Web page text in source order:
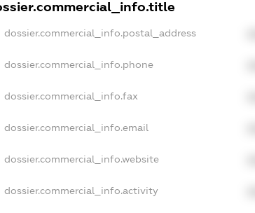
dossier.commercial_info.postal_address
dossier.commercial_info.phone
dossier.commercial_info.fax
dossier.commercial_info.email
dossier.commercial_info.website
dossier.commercial_info.activity